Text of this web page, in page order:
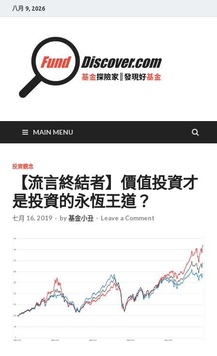
八月 9, 2026
發現
好基
MAIN MENU
投資觀念
【流言終結者】價值投資才
是投資的永恆王道？
七月 16, 2019 - by基金小丑 - Leave a Comment